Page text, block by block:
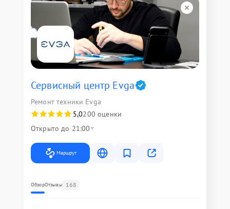
Сервисный центр Evga
Ремонт техники Evga
5,0200 оценки
Открыто до 21:00
Маршрут
ОбзорОтзывы 168